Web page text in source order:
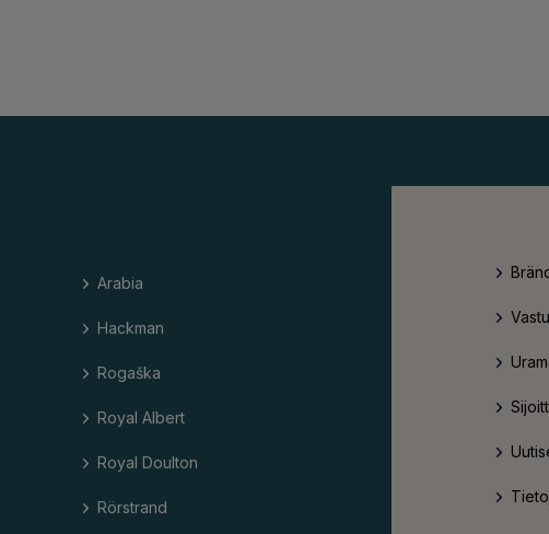
Arabia
Hackman
Rogaška
Royal Albert
Royal Doulton
Rörstrand